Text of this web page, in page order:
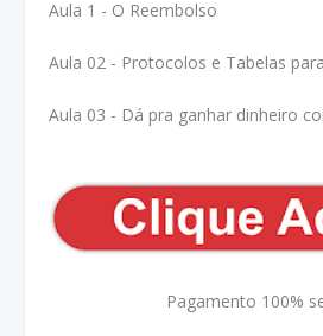
Aula 1 - O Reembolso
Aula 02 - Protocolos e Tabelas
Aula 03 - Dá pra ganhar dinheiro
Pagamento 100%